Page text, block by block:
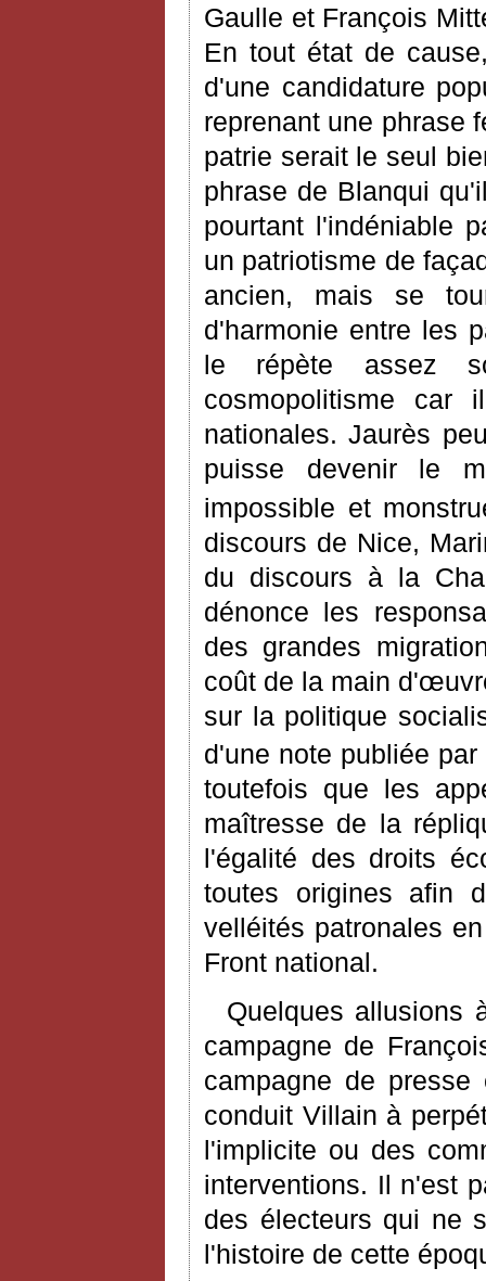
Gaulle et François
En tout état de
d'une candidature
reprenant une phrase
patrie serait le seul
phrase de Blanqui
pourtant l'indéniable
un patriotisme de
ancien, mais se
d'harmonie entre les
le répète assez
cosmopolitisme car
nationales. Jaurès
puisse devenir le
impossible et
discours de Nice,
du discours à la
dénonce les
des grandes
coût de la main d'œ
sur la politique
d'une note publiée
toutefois que les
maîtresse de la
l'égalité des droits
toutes origines afin
velléités patronales
Front national.
Quelques allusions
campagne de
campagne de
conduit Villain à
l'implicite ou des
interventions. Il n'est
des électeurs qui ne
l'histoire de cette